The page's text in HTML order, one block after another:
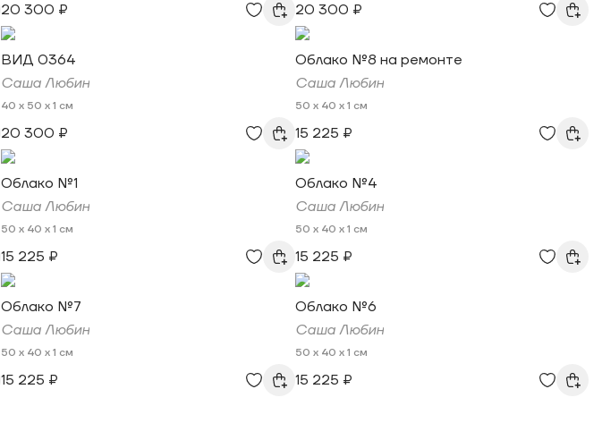
20 300 ₽
ВИД 0364
Саша Любин
40 x 50 x 1 см
20 300 ₽
Облако №1
Саша Любин
50 x 40 x 1 см
15 225 ₽
Облако №7
Саша Любин
50 x 40 x 1 см
15 225 ₽
20 300 ₽
Облако №8 на ремонте
Саша Любин
50 x 40 x 1 см
15 225 ₽
Облако №4
Саша Любин
50 x 40 x 1 см
15 225 ₽
Облако №6
Саша Любин
50 x 40 x 1 см
15 225 ₽